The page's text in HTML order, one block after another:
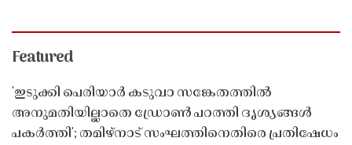
Featured
'ഇടുക്കി പെരിയാർ കടുവാ സങ്കേതത്തിൽ
അനുമതിയില്ലാതെ ഡ്രോൺ പറത്തി ദൃശ്യങ്ങൾ
പകർത്തി'; തമിഴ്നാട് സംഘത്തിനെതിരെ പ്രതിഷേധം